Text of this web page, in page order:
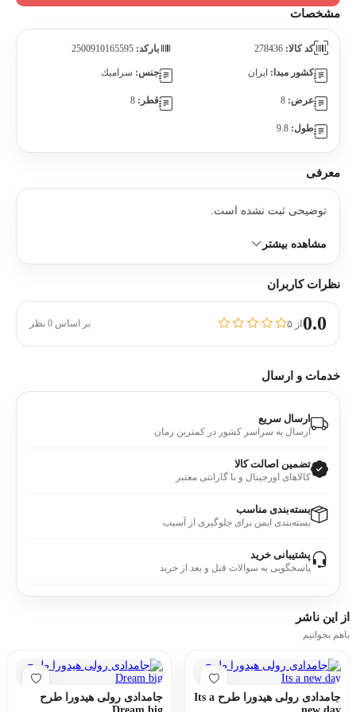
مشخصات
کد کالا: بارکد:
کشور مبدا: ايران جنس: سراميك
عرض: 8 قطر: 8
طول: 9.8
معرفی
توضیحی ثبت نشده است.
مشاهده بیشتر
نظرات کاربران
0.0از ۵ بر اساس 0 نظر
خدمات و ارسال
ارسال سریع
ارسال به سراسر کشور در کمترین زمان
تضمین اصالت کالا
کالاهای اورجینال و با گارانتی معتبر
بسته‌بندی مناسب
بسته‌بندی ایمن برای جلوگیری از آسیب
پشتیبانی خرید
پاسخگویی به سوالات قبل و بعد از خرید
از این ناشر
باهم بخوانیم
جامدادی رولی هیدورا طرح Its a
جامدادی رولی هیدورا طرح